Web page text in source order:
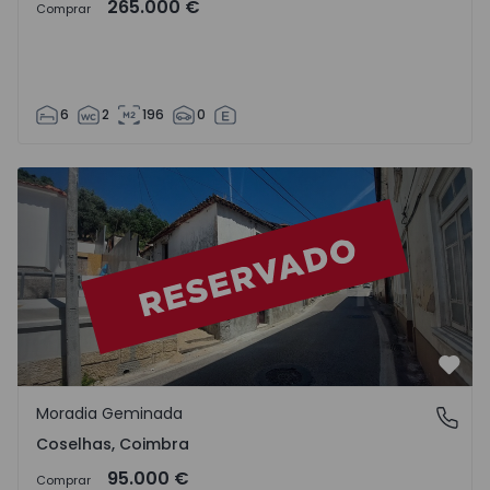
Comprar 265.000 €
6 2 196 0
Moradia Geminada T2 Coimbra, Coselhas - 1564725 - 1
Coselhas, Coimbra
Moradia Geminada
Coselhas, Coimbra
Comprar 95.000 €